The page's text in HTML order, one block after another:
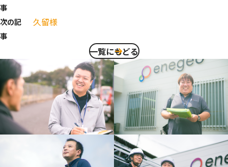
事
次の記
事
久留様
一覧にもどる